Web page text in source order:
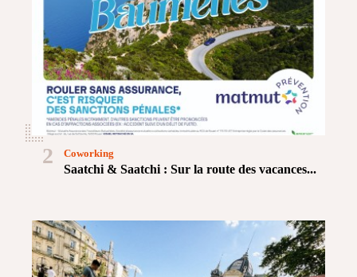
2
Saatchi & Saatchi : Sur la route des vacances...
Coworking